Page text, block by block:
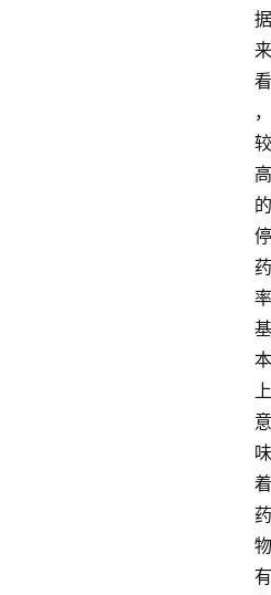
据
来
看
，
较
高
的
停
药
率
基
本
上
意
味
着
药
物
有